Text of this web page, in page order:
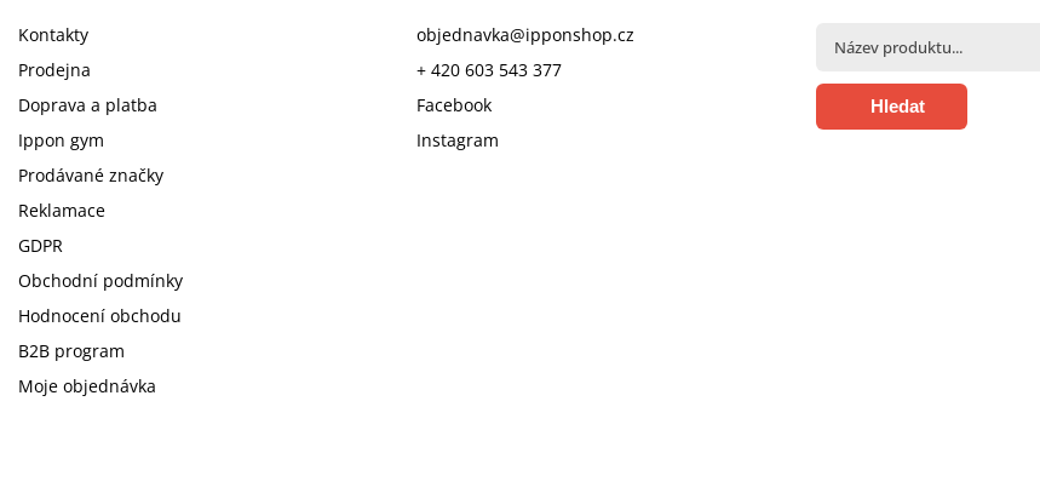
Kontakty
Prodejna
Doprava a platba
Ippon gym
Prodávané značky
Reklamace
GDPR
Obchodní podmínky
Hodnocení obchodu
B2B program
Moje objednávka
objednavka@ipponshop.cz
+ 420 603 543 377
Facebook
Instagram
Hledat